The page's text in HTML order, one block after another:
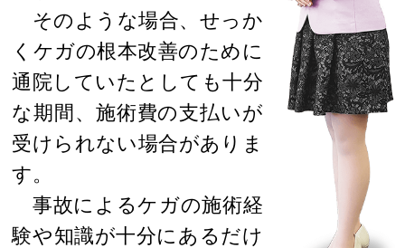
そのような場合、せっか
くケガの根本改善のために
通院していたとしても十分
な期間、施術費の支払いが
受けられない場合がありま
す。
事故によるケガの施術経
験や知識が十分にあるだけ